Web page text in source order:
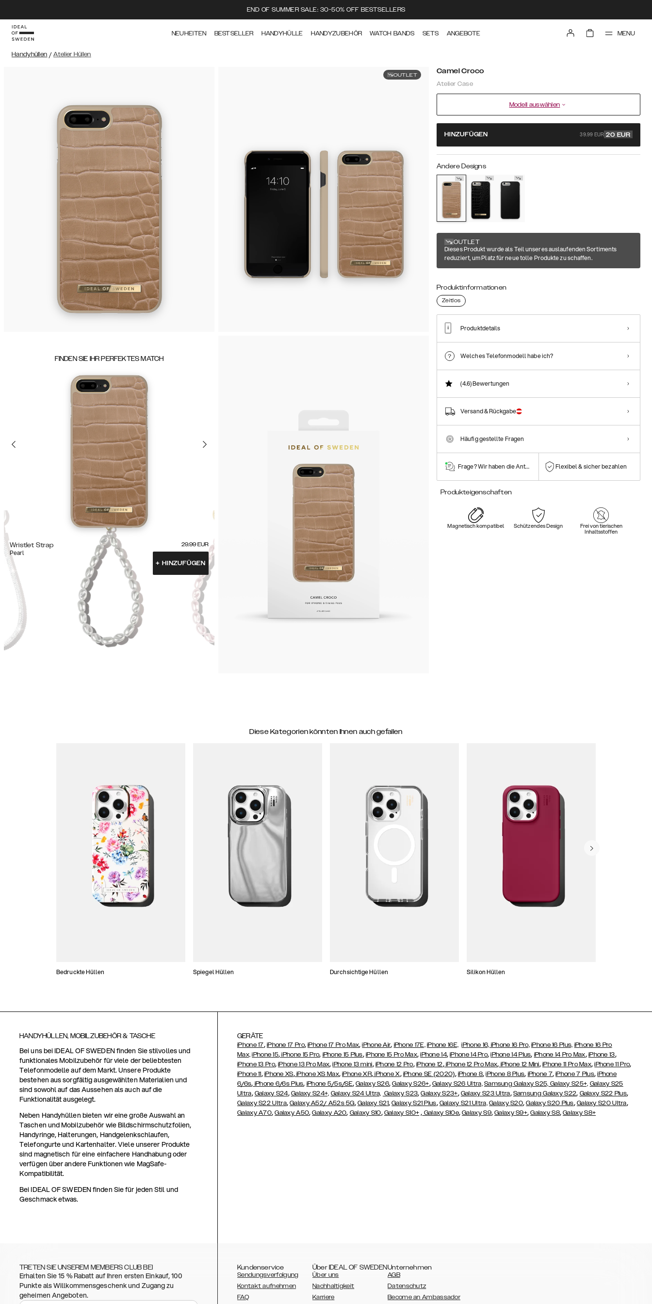
END OF SUMMER SALE: 30-50% OFF BESTSELLERS
NEUHEITEN BESTSELLER HANDYHÜLLE HANDYZUBEHÖR WATCH BANDS SETS ANGEBOTE MENU
Handyhüllen / Atelier Hüllen
OUTLET
FINDEN SIE IHR PERFEKTES MATCH
Wristlet Strap
Pearl
29.99 EUR
+ HINZUFÜGEN
Camel Croco
Atelier Case
Modell auswählen
HINZUFÜGEN 39.99 EUR 20 EUR
Andere Designs
OUTLET
Dieses Produkt wurde als Teil unseres auslaufenden Sortiments
reduziert, um Platz für neue tolle Produkte zu schaffen.
Produktinformationen
Zeitlos
Produktdetails
Welches Telefonmodell habe ich?
(4.6)Bewertungen
Versand & Rückgabe
Häufig gestellte Fragen
Frage? Wir haben die Antwort! Flexibel & sicher bezahlen
Produkteigenschaften
Magnetisch kompatibel Schützendes Design Frei von tierischen
Inhaltsstoffen
Diese Kategorien könnten Ihnen auch gefallen
Bedruckte Hüllen Spiegel Hüllen Durchsichtige Hüllen Silikon Hüllen
HANDYHÜLLEN, MOBILZUBEHÖR & TASCHE
Bei uns bei IDEAL OF SWEDEN finden Sie stilvolles und
funktionales Mobilzubehör für viele der beliebtesten
Telefonmodelle auf dem Markt. Unsere Produkte
bestehen aus sorgfältig ausgewählten Materialien und
sind sowohl auf das Aussehen als auch auf die
Funktionalität ausgelegt.
Neben Handyhüllen bieten wir eine große Auswahl an
Taschen und Mobilzubehör wie Bildschirmschutzfolien,
Handyringe, Halterungen, Handgelenkschlaufen,
Telefongurte und Kartenhalter. Viele unserer Produkte
sind magnetisch für eine einfachere Handhabung oder
verfügen über andere Funktionen wie MagSafe-
Kompatibilität.
Bei IDEAL OF SWEDEN finden Sie für jeden Stil und
Geschmack etwas.
GERÄTE
iPhone 17, iPhone 17 Pro,iPhone 17 Pro Max,iPhone Air, iPhone 17E, iPhone 16E, iPhone 16, iPhone 16 Pro, iPhone 16 Plus, iPhone 16 Pro
Max, iPhone 15, iPhone 15 Pro, iPhone 15 Plus, iPhone 15 Pro Max,iPhone 14,iPhone 14 Pro,iPhone 14 Plus, iPhone 14 Pro Max, iPhone 13,
iPhone 13 Pro,iPhone 13 Pro Max,iPhone 13 mini, iPhone 12 Pro, iPhone 12,iPhone 12 Pro Max, iPhone 12 Mini, iPhone 11 Pro Max,iPhone 11 Pro,
iPhone 11, iPhone XS,iPhone XS Max,iPhone XR,iPhone X, iPhone SE (2020), iPhone 8,iPhone 8 Plus, iPhone 7,iPhone 7 Plus,iPhone
6/6s, iPhone 6/6s Plus, iPhone 5/5s/SE,Galaxy S26,Galaxy S26+, Galaxy S26 Ultra, Samsung Galaxy S25, Galaxy S25+, Galaxy S25
Ultra, Galaxy S24, Galaxy S24+, Galaxy S24 Ultra, Galaxy S23,Galaxy S23+, Galaxy S23 Ultra, Samsung Galaxy S22, Galaxy S22 Plus,
Galaxy S22 Ultra,Galaxy A52/ A52s 5G, Galaxy S21,Galaxy S21 Plus, Galaxy S21 Ultra, Galaxy S20,Galaxy S20 Plus, Galaxy S20 Ultra,
Galaxy A70,Galaxy A50,Galaxy A20, Galaxy S10, Galaxy S10+ , Galaxy S10e,Galaxy S9,Galaxy S9+,Galaxy S8,Galaxy S8+
TRETEN SIE UNSEREM MEMBERS CLUB BEI
Erhalten Sie 15 % Rabatt auf Ihren ersten Einkauf, 100
Punkte als Willkommensgeschenk und Zugang zu
geheimen Angeboten.
Kundenservice
Sendungsverfolgung
Kontakt aufnehmen
FAQ
Über IDEAL OF SWEDEN
Über uns
Nachhaltigkeit
Karriere
Unternehmen
AGB
Datenschutz
Become an Ambassador